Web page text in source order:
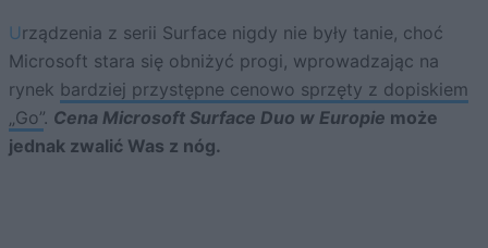
Urządzenia z serii Surface nigdy nie były tanie, choć
Microsoft stara się obniżyć progi, wprowadzając na
rynek bardziej przystępne cenowo sprzęty z dopiskiem
„Go”. Cena Microsoft Surface Duo w Europie może
jednak zwalić Was z nóg.